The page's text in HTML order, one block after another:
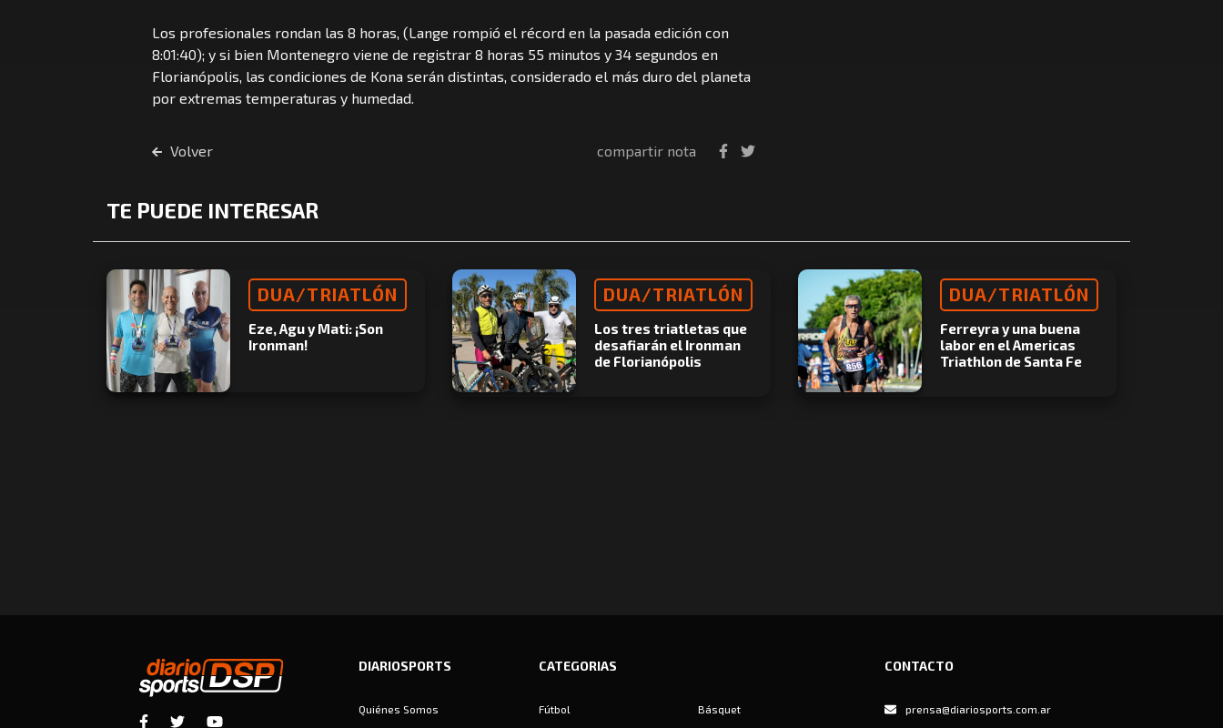
Los profesionales rondan las 8 horas, (Lange rompió el récord en la pasada edición con
8:01:40); y si bien Montenegro viene de registrar 8 horas 55 minutos y 34 segundos en
Florianópolis, las condiciones de Kona serán distintas, considerado el más duro del planeta
por extremas temperaturas y humedad.
Volver compartir nota
TE PUEDE INTERESAR
DUA/TRIATLÓN
Eze, Agu y Mati: ¡Son
Ironman!
DUA/TRIATLÓN
Los tres triatletas que
desafiarán el Ironman
de Florianópolis
DUA/TRIATLÓN
Ferreyra y una buena
labor en el Americas
Triathlon de Santa Fe
DIARIOSPORTS
Quiénes Somos
CATEGORIAS
Fútbol Básquet
CONTACTO
prensa@diariosports.com.ar